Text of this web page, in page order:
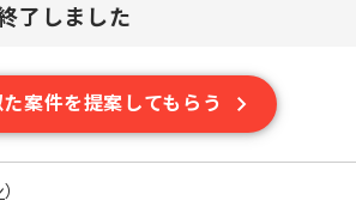
了しました
た案件を提案してもらう
）